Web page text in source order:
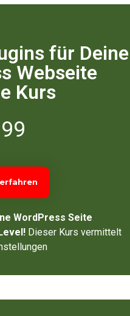
für Deine
Webseite
Kurs
99
WordPress Seite
Dieser Kurs vermittelt